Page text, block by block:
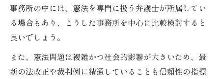
事務所の中には、憲法を専門に扱う弁護士が所属してい
る場合もあり、こうした事務所を中心に比較検討すると
良いでしょう。
また、憲法問題は複雑かつ社会的影響が大きいため、最
新の法改正や裁判例に精通していることも信頼性の指標